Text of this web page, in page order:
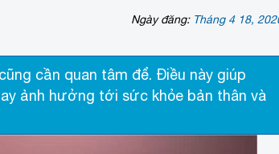
Ngày đăng: Tháng 4 18,
cần quan tâm để. Điều này giúp
ảnh hưởng tới sức khỏe bản thân và